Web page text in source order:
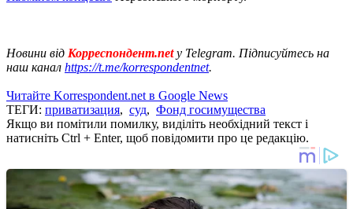
Новини від Корреспондент.net у Telegram. Підписуйтесь на
наш канал https://t.me/korrespondentnet.
Читайте Korrespondent.net в Google News
ТЕГИ: приватизация, суд, Фонд госимущества
Якщо ви помітили помилку, виділіть необхідний текст і
натисніть Ctrl + Enter, щоб повідомити про це редакцію.